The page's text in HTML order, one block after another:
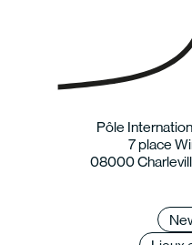
Pôle
7 place
08000